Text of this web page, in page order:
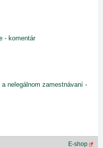
- komentár
nelegálnom zamestnávaní -
E-shop